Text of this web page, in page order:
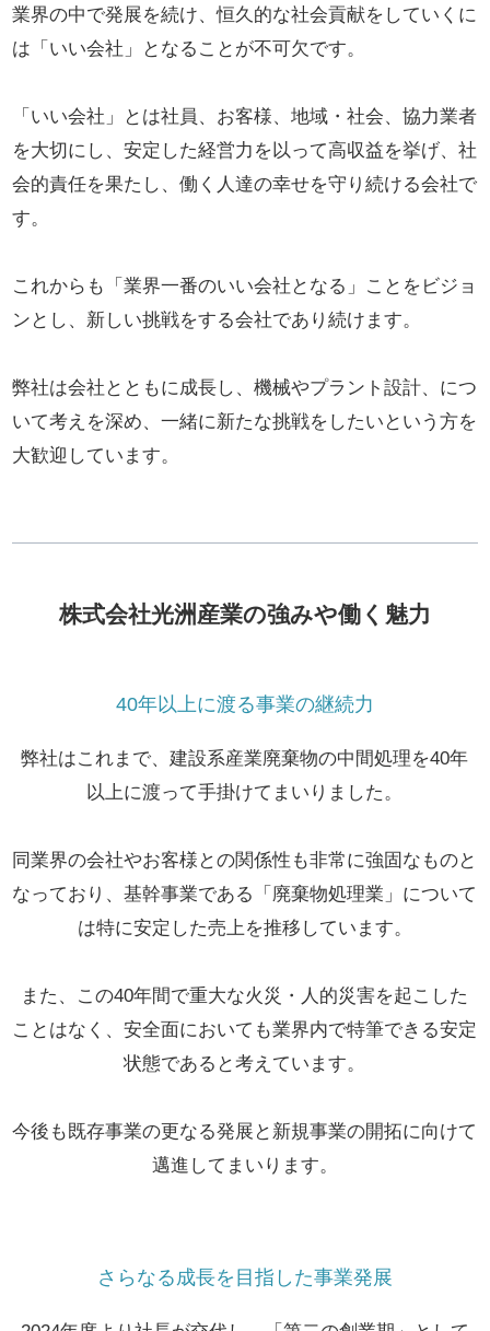
業界の中で発展を続け、恒久的な社会貢献をしていくに
は「いい会社」となることが不可欠です。
「いい会社」とは社員、お客様、地域・社会、協力業者
を大切にし、安定した経営力を以って高収益を挙げ、社
会的責任を果たし、働く人達の幸せを守り続ける会社で
す。
これからも「業界一番のいい会社となる」ことをビジョ
ンとし、新しい挑戦をする会社であり続けます。
弊社は会社とともに成長し、機械やプラント設計、につ
いて考えを深め、一緒に新たな挑戦をしたいという方を
大歓迎しています。
株式会社光洲産業の強みや働く魅力
40年以上に渡る事業の継続力
弊社はこれまで、建設系産業廃棄物の中間処理を40年
以上に渡って手掛けてまいりました。
同業界の会社やお客様との関係性も非常に強固なものと
なっており、基幹事業である「廃棄物処理業」について
は特に安定した売上を推移しています。
また、この40年間で重大な火災・人的災害を起こした
ことはなく、安全面においても業界内で特筆できる安定
状態であると考えています。
今後も既存事業の更なる発展と新規事業の開拓に向けて
邁進してまいります。
さらなる成長を目指した事業発展